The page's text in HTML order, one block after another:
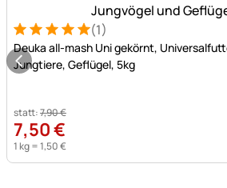
Bewertung: 5 von 5 (1 Bewertungen)
1 Bewertung (1)
Deuka all-mash Uni gekörnt,
Jungtiere, Geflügel, 5kg
statt:7,90€
7,50€
1 kg =1,50€